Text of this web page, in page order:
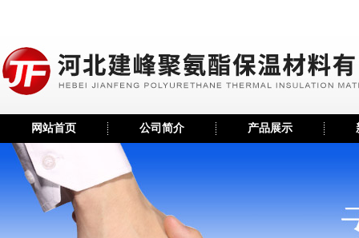
网站首页 公司简介 产品展示